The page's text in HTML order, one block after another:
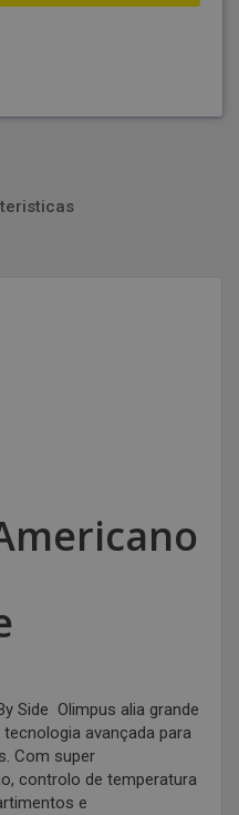
Side Olimpus alia grande
avançada para
Com super
controlo de temperatura
e